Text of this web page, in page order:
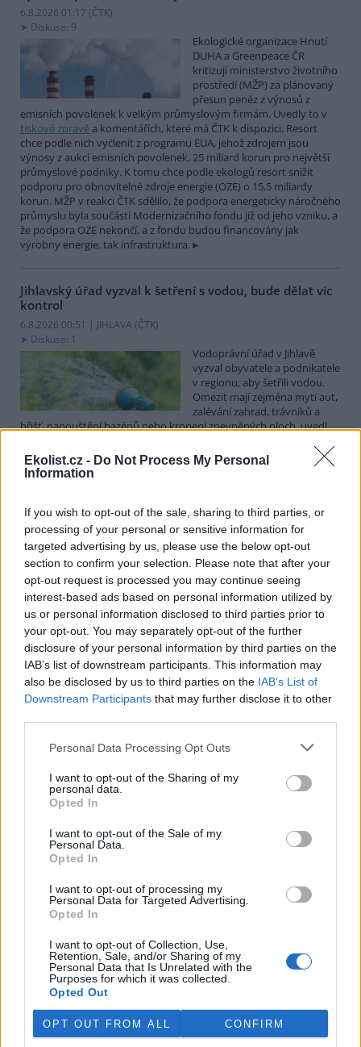
Ekolist.cz - Do Not Process My Personal
Information
If you wish to opt-out of the sale, sharing to third parties, or
processing of your personal or sensitive information for
targeted advertising by us, please use the below opt-out
section to confirm your selection. Please note that after your
opt-out request is processed you may continue seeing
interest-based ads based on personal information utilized by
us or personal information disclosed to third parties prior to
your opt-out. You may separately opt-out of the further
disclosure of your personal information by third parties on the
IAB’s list of downstream participants. This information may
also be disclosed by us to third parties on the IAB’s List of
Downstream Participants that may further disclose it to other
Personal Data Processing Opt Outs
I want to opt-out of the Sharing of my
personal data.
Opted In
I want to opt-out of the Sale of my
Personal Data.
Opted In
I want to opt-out of processing my
Personal Data for Targeted Advertising.
Opted In
I want to opt-out of Collection, Use,
Retention, Sale, and/or Sharing of my
Personal Data that Is Unrelated with the
Purposes for which it was collected.
Opted Out
OPT OUT FROM ALL CONFIRM
6.8.2026 01:17 (ČTK)
Diskuse: 9
Ekologické organizace Hnutí
DUHA a Greenpeace ČR
kritizují ministerstvo životního
prostředí (MŽP) za plánovaný
přesun peněz z výnosů z
emisních povolenek k velkým průmyslovým firmám. Uvedly to v
tiskové zprávě a komentářích, které má ČTK k dispozici. Resort
chce podle nich vyčlenit z programu EUA, jehož zdrojem jsou
výnosy z aukcí emisních povolenek, 25 miliard korun pro největší
průmyslové podniky. K tomu chce podle ekologů resort snížit
podporu pro obnovitelné zdroje energie (OZE) o 15,5 miliardy
korun. MŽP v reakci ČTK sdělilo, že podpora energeticky náročného
průmyslu byla součástí Modernizačního fondu již od jeho vzniku, a
že podpora OZE nekončí, a z fondu budou financovány jak
výrobny energie, tak infrastruktura.
Jihlavský úřad vyzval k šetření s vodou, bude dělat víc
kontrol
6.8.2026 00:51 | JIHLAVA (ČTK)
Diskuse: 1
Vodoprávní úřad v Jihlavě
vyzval obyvatele a podnikatele
v regionu, aby šetřili vodou.
Omezit mají zejména mytí aut,
zalévání zahrad, trávníků a
hřišť, napouštění bazénů nebo kropení zpevněných ploch, uvedl
kontrolovat povolené odběry. Výzva k šetření vodou platí pro
všechny obce spadající pod Jihlavu jako obec s rozšířenou
Celníci odhalili gang překupníků papoušků, zajistili
stovku ptáků
5.8.2026 20:13 (ČTK)
Celníci odhalili gang
překupníků chráněných druhů
papoušků působící v několika
krajích a zajistili asi stovku
ptáků. S odchytem a
zajištěním zvířat celníkům pomohly zoo v Praze, Zlíně a Ostravě. V
ostravské zahradě také papoušci nalezli dočasné útočiště. V
tiskové zprávě nawebucelníků to oznámila mluvčí Celní správy ČR
Martina Kaňková. Případem se zabývá policie.
Island vyhostí aktivisty bojující proti lovu velryb,
pronásledovali velrybáře
5.8.2026 19:54 ( ČTK)
Islandské úřady nařídily
poté, co minulý týden
pobřežní stráž s policií zabavily
jejich loď, která pronásledovala velrybářské plavidlo. Pasažéři lodi
Watsona jsou od té doby zadržováni v Reykjavíku. Sám Watson na
palubě nebyl. Píše o tom agentura AFP s odvoláním na islandskou
policii.
Záchranná stanice v Praze přijímá kvůli vedrům více
volně žijících zvířat
5.8.2026 17:40 | PRAHA (
Kvůli vysokým letním
teplotám pracovníci pražské
záchranné stanice pro volně